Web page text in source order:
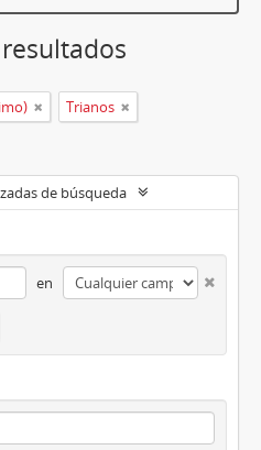
Trianos
de búsqueda
en